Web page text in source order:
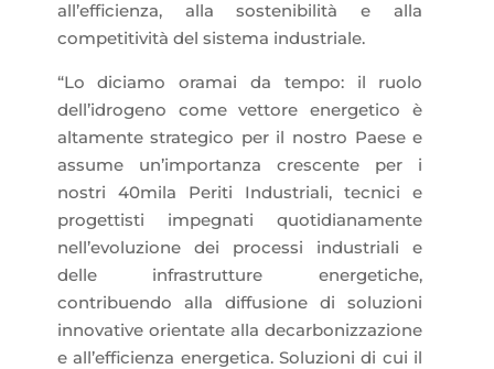
all’efficienza, alla sostenibilità e alla
competitività del sistema industriale.
“Lo diciamo oramai da tempo: il ruolo
dell’idrogeno come vettore energetico è
altamente strategico per il nostro Paese e
assume un’importanza crescente per i
nostri 40mila Periti Industriali, tecnici e
progettisti impegnati quotidianamente
nell’evoluzione dei processi industriali e
delle infrastrutture energetiche,
contribuendo alla diffusione di soluzioni
innovative orientate alla decarbonizzazione
e all’efficienza energetica. Soluzioni di cui il